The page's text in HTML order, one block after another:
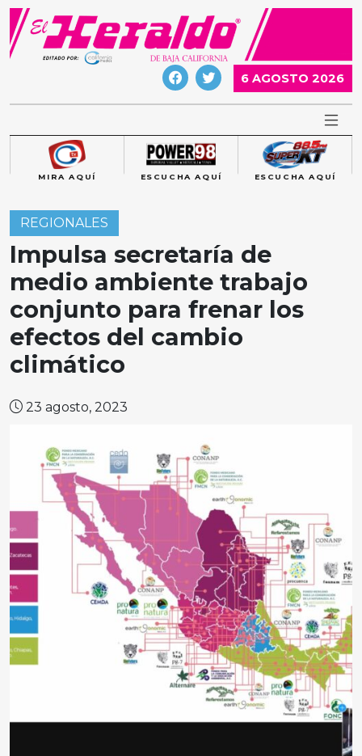
Skip
content
6 AGOSTO 2026
MIRA AQUÍ ESCUCHA AQUÍ ESCUCHA AQUÍ
REGIONALES
Impulsa secretaría de
medio ambiente trabajo
conjunto para frenar los
efectos del cambio
climático
23 agosto, 2023